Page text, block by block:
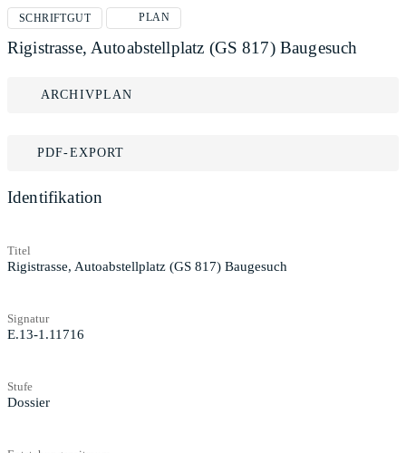
SCHRIFTGUT PLAN
Rigistrasse, Autoabstellplatz (GS 817) Baugesuch
ARCHIVPLAN
PDF-EXPORT
Identifikation
Titel
Rigistrasse, Autoabstellplatz (GS 817) Baugesuch
Signatur
E.13-1.11716
Stufe
Dossier